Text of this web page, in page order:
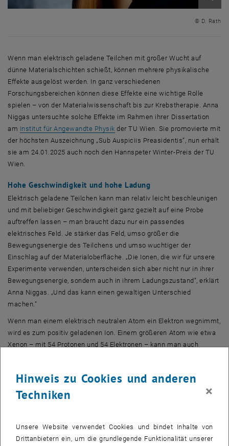
© D. Rath
Wenn man elektrisch geladene Teilchen mit großer Wucht auf
dünne Materialschichten schießt, können mehrere physikalische
Effekte ausgelöst werden. In ganz verschiedenen
Forschungsbereichen können diese Effekte eine wichtige Rolle
spielen – von der Materialwissenschaft bis zur Krebstherapie. Anna
Niggas untersuchte solche Effekte im Rahmen ihrer Dissertation
am Institut für Angewandte Physik, öffnet eine externe URL in einem
der TU Wien. Sie promovierte mit
der höchsten Auszeichnung „Sub Auspiciis Preasidentis“, nun erhält
sie am 24.01.2025 auch noch den Hannspeter Winter-Preis der TU
Wien.
Hohe Geschwindigkeit und hohe Ladung
Elektrisch geladene Teilchen kann man relativ leicht beschleunigen
und mit beliebiger Geschwindigkeit ganz gezielt auf eine Probe
auftreffen lassen – man braucht dazu nur ein passendes
elektrisches Feld. Je stärker das Feld, umso größer die
Bewegungsenergie des Teilchens und umso wuchtiger der
Einschlag auf der Materialoberfläche. „Die Ionen, die wir für unsere
Experimente verwenden, unterscheiden sich aber nicht nur in ihrer
Bewegungsenergie, sondern auch in ihrem Ladungszustand“, erklärt
Anna Niggas. „Und das kann einen gewaltigen Unterschied
machen.“
Wenn man einem elektrisch neutralen Atom ein Elektron wegnimmt,
wird es zum positiv geladenen Ion. Einem größeren Atom wie etwa
Xenon – mit 54 Protonen und 54 Elektronen – kann man auch
Wenn ein solches hochgeladenes Ion auf einer Materialoberfläche
auftrifft oder eine dünne Materialschicht durchdringt, dann überträgt
des Materials an sich.
Hinweis zu Cookies und anderen
Techniken
×
Unsere Website verwendet Cookies und bindet Inhalte von
Drittanbietern ein, um die grundlegende Funktionalität unserer